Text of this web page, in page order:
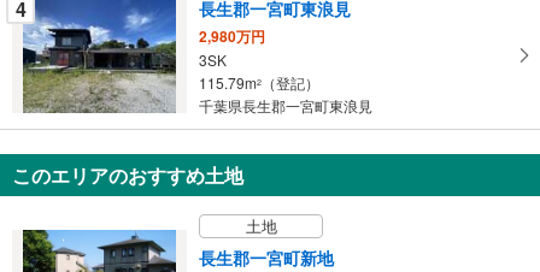
4 長生郡一宮町東浪見
2,980万円
3SK
115.79m2
（登記）
千葉県長生郡一宮町東浪見
このエリアのおすすめ土地
土地
長生郡一宮町新地